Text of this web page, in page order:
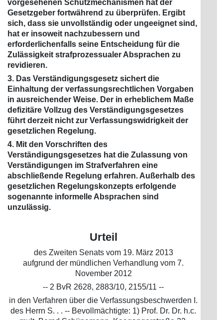
vorgesehenen Schutzmechanismen hat der
Gesetzgeber fortwährend zu überprüfen. Ergibt
sich, dass sie unvollständig oder ungeeignet sind,
hat er insoweit nachzubessern und
erforderlichenfalls seine Entscheidung für die
Zulässigkeit strafprozessualer Absprachen zu
revidieren.
3. Das Verständigungsgesetz sichert die
Einhaltung der verfassungsrechtlichen Vorgaben
in ausreichender Weise. Der in erheblichem Maße
defizitäre Vollzug des Verständigungsgesetzes
führt derzeit nicht zur Verfassungswidrigkeit der
gesetzlichen Regelung.
4. Mit den Vorschriften des
Verständigungsgesetzes hat die Zulassung von
Verständigungen im Strafverfahren eine
abschließende Regelung erfahren. Außerhalb des
gesetzlichen Regelungskonzepts erfolgende
sogenannte informelle Absprachen sind
unzulässig.
Urteil
des Zweiten Senats vom 19. März 2013
aufgrund der mündlichen Verhandlung vom 7.
November 2012
-- 2 BvR 2628, 2883/10, 2155/11 --
in den Verfahren über die Verfassungsbeschwerden I.
des Herrn S. . . -- Bevollmächtigte: 1) Prof. Dr. Dr. h.c.